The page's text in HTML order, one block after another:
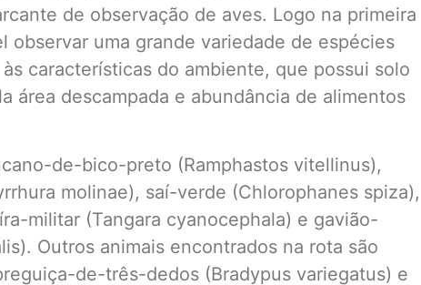
de observação de aves. Logo na primeira
observar uma grande variedade de espécies
características do ambiente, que possui solo
área descampada e abundância de alimentos
de-bico-preto (Ramphastos vitellinus),
molinae), saí-verde (Chlorophanes spiza),
militar (Tangara cyanocephala) e gavião-
Outros animais encontrados na rota são
de-três-dedos (Bradypus variegatus) e